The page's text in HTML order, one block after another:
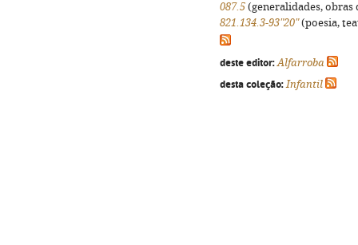
087.5 (generalidades,
821.134.3-93"20"(poesia,
deste editor: Alfarroba
desta coleção: Infantil